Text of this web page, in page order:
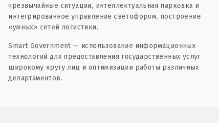
чрезвычайные ситуации, интеллектуальная парковка и
интегрированное управление светофором, построение
«умных» сетей логистики.
Smart Government — использование информационных
технологий для предоставления государственных услуг
широкому кругу лиц и оптимизации работы различных
департаментов.